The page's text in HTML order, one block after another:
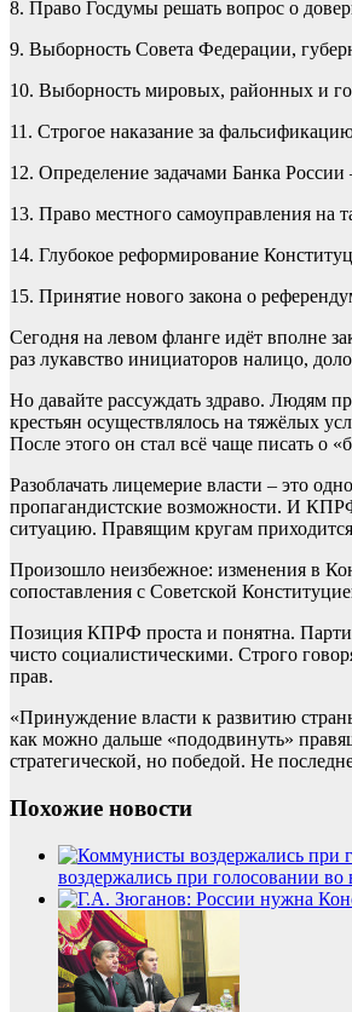
8. Право Госдумы решать вопрос о
9. Выборность Совета Федерации,
10. Выборность мировых, районных и
11. Строгое наказание за
12. Определение задачами Банка
13. Право местного самоуправления на
14. Глубокое реформирование
15. Принятие нового закона о
Сегодня на левом фланге идёт вполне
раз лукавство инициаторов налицо,
Но давайте рассуждать здраво. Людям
крестьян осуществлялось на тяжёлых
После этого он стал всё чаще писать о
Разоблачать лицемерие власти – это
пропагандистские возможности. И
ситуацию. Правящим кругам
Произошло неизбежное: изменения в
сопоставления с Советской
Позиция КПРФ проста и понятна.
чисто социалистическими. Строго
прав.
«Принуждение власти к развитию
как можно дальше «пододвинуть»
стратегической, но победой. Не
Похожие новости
воздержались при голосовании